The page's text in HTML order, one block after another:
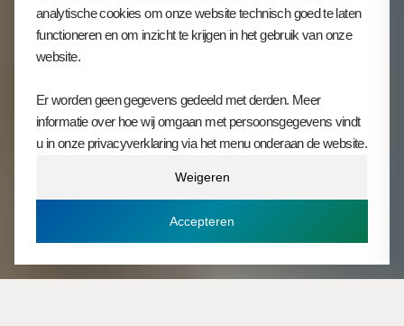
analytische cookies om onze website technisch goed te laten
functioneren en om inzicht te krijgen in het gebruik van onze
website.
Er worden geen gegevens gedeeld met derden. Meer
informatie over hoe wij omgaan met persoonsgegevens vindt
u in onze privacyverklaring via het menu onderaan de website.
Weigeren
Accepteren